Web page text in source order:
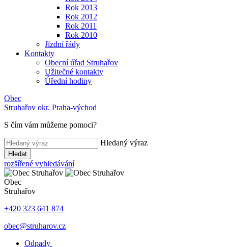
Rok 2013
Rok 2012
Rok 2011
Rok 2010
Jízdní řády
Kontakty
Obecní úřad Struhařov
Užitečné kontakty
Úřední hodiny
Obec
Struhařov okr. Praha-východ
S čím vám můžeme pomoci?
Hledaný výraz
Hledat
rozšířené vyhledávání
Obec
Struhařov
+420 323 641 874
obec@struharov.cz
Odpady